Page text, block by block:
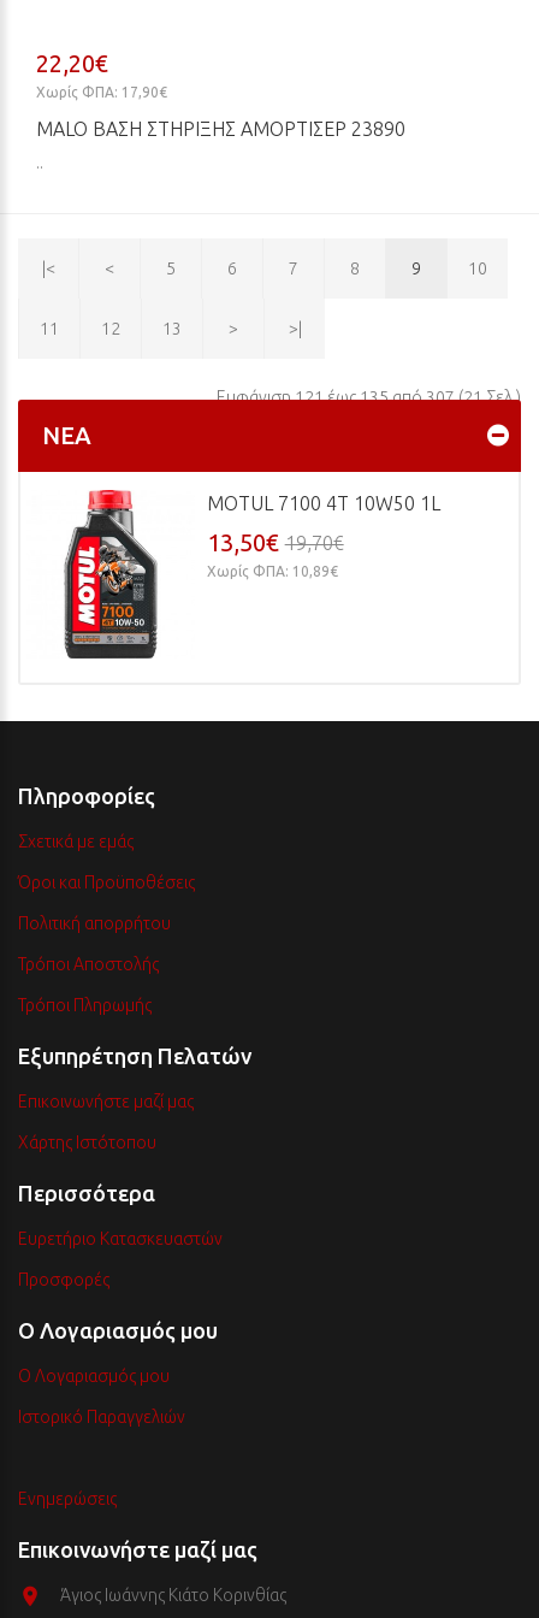
22,20€
Χωρίς ΦΠΑ: 17,90€
MALO ΒΆΣΗ ΣΤΉΡΙΞΗΣ ΑΜΟΡΤΙΣΈΡ 23890
..
|< < 5 6 7 8 9 10
11 12 13 > >|
Εμφάνιση 121 έως 135 από 307 (21 Σελ.)
ΝΈΑ
MOTUL 7100 4T 10W50 1L
13,50€ 19,70€
Χωρίς ΦΠΑ: 10,89€
Πληροφορίες
Σχετικά με εμάς
Όροι και Προϋποθέσεις
Πολιτική απορρήτου
Τρόποι Αποστολής
Τρόποι Πληρωμής
Εξυπηρέτηση Πελατών
Επικοινωνήστε μαζί μας
Χάρτης Ιστότοπου
Περισσότερα
Ευρετήριο Κατασκευαστών
Προσφορές
Ο Λογαριασμός μου
Ο Λογαριασμός μου
Ιστορικό Παραγγελιών
Ενημερώσεις
Επικοινωνήστε μαζί μας
Άγιος Ιωάννης Κιάτο Κορινθίας